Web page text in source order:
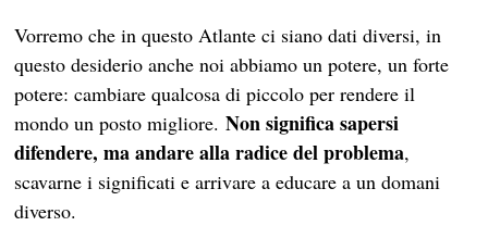
Vorremo che in questo Atlante ci siano dati diversi, in
questo desiderio anche noi abbiamo un potere, un forte
potere: cambiare qualcosa di piccolo per rendere il
mondo un posto migliore.Non significa sapersi
difendere, ma andare alla radice del problema,
scavarne i significati e arrivare a educare a un domani
diverso.